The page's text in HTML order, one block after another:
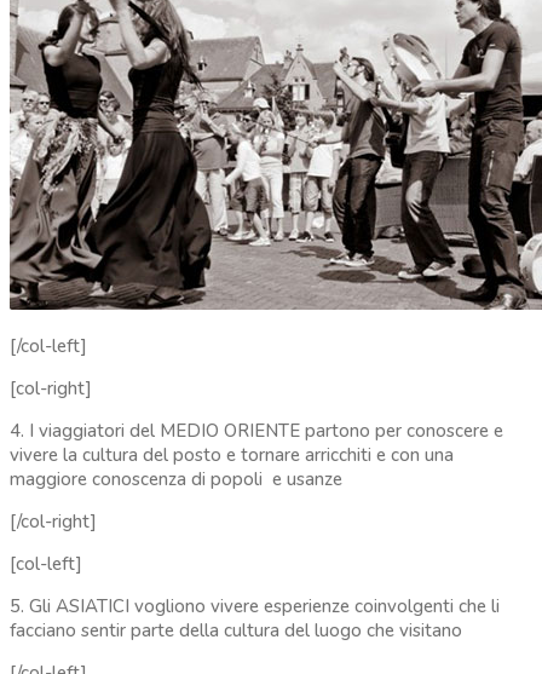
[/col-left]
[col-right]
4. I viaggiatori del MEDIO ORIENTE partono per conoscere e
vivere la cultura del posto e tornare arricchiti e con una
maggiore conoscenza di popoli e usanze
[/col-right]
[col-left]
5. Gli ASIATICI vogliono vivere esperienze coinvolgenti che li
facciano sentir parte della cultura del luogo che visitano